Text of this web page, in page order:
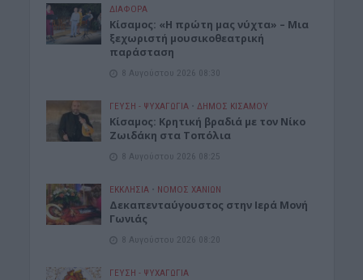
ΔΙΆΦΟΡΑ
Κίσαμος: «Η πρώτη μας νύχτα» – Μια
ξεχωριστή μουσικοθεατρική
παράσταση
8 Αυγούστου 2026 08:30
ΓΕΎΣΗ - ΨΥΧΑΓΩΓΊΑ • ΔΉΜΟΣ ΚΙΣΆΜΟΥ
Kίσαμος: Κρητική βραδιά με τον Νίκο
Ζωιδάκη στα Τοπόλια
8 Αυγούστου 2026 08:25
ΕΚΚΛΗΣΙΑ • ΝΟΜΌΣ ΧΑΝΊΩΝ
Δεκαπενταύγουστος στην Ιερά Μονή
Γωνιάς
8 Αυγούστου 2026 08:20
ΓΕΎΣΗ - ΨΥΧΑΓΩΓΊΑ